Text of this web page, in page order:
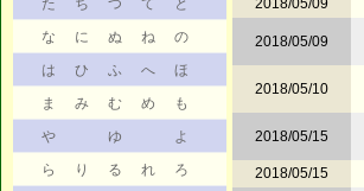
た
ち つ て
と
な
に ぬ ね
の
は
ひ ふ へ
ほ
ま
み む め
も
や
ゆ
よ
ら
り る れ
ろ
2018/05/09
2018/05/09
2018/05/10
2018/05/15
2018/05/15